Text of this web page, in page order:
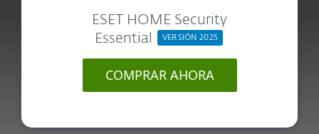
ESET HOME Security
Essential
VERSIÓN 2025
COMPRAR AHORA